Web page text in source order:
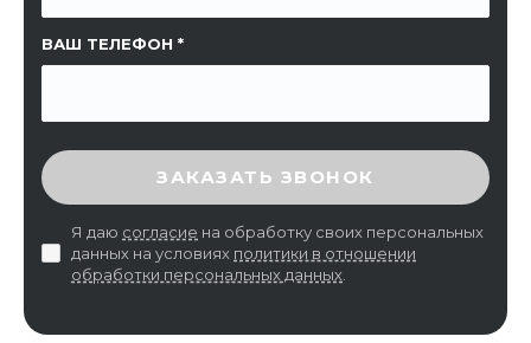
ВАШ ТЕЛЕФОН
ВВЕДИТЕ ПРОВЕРОЧНЫЙ КОД
ЗАКАЗАТЬ ЗВОНОК
Я даю согласие на обработку своих персональных
данных на условиях политики в отношении
обработки персональных данных